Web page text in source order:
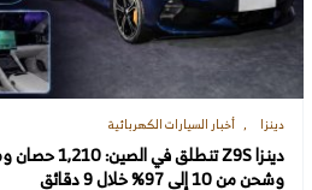
دينزا أخبار السيارات الكهربائية
وشحن من 10 إلى 97% خلال 9 دقائق